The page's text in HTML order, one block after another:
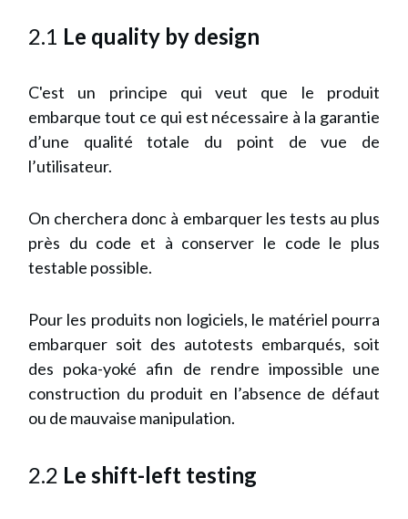
2.1 Le quality by design
C'est un principe qui veut que le produit
embarque tout ce qui est nécessaire à la garantie
d’une qualité totale du point de vue de
l’utilisateur.
On cherchera donc à embarquer les tests au plus
près du code et à conserver le code le plus
testable possible.
Pour les produits non logiciels, le matériel pourra
embarquer soit des autotests embarqués, soit
des poka-yoké afin de rendre impossible une
construction du produit en l’absence de défaut
ou de mauvaise manipulation.
2.2 Le shift-left testing